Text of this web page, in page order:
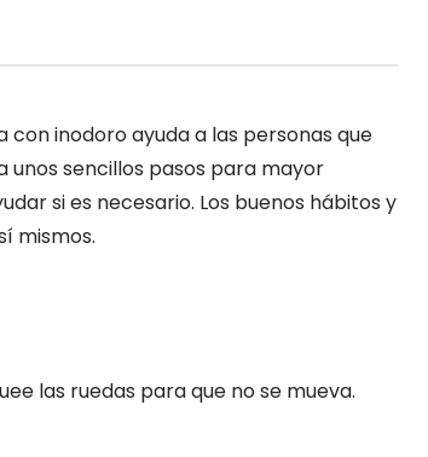
con inodoro ayuda a las personas que
unos sencillos pasos para mayor
si es necesario. Los buenos hábitos y
mismos.
las ruedas para que no se mueva.